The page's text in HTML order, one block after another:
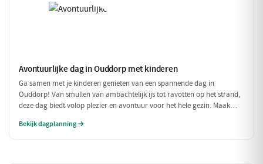
Avontuurlijke dag in Ouddorp met kinderen
Ga samen met je kinderen genieten van een spannende dag in
Ouddorp! Van smullen van ambachtelijk ijs tot ravotten op het strand,
deze dag biedt volop plezier en avontuur voor het hele gezin. Maak
Bekijk dagplanning →